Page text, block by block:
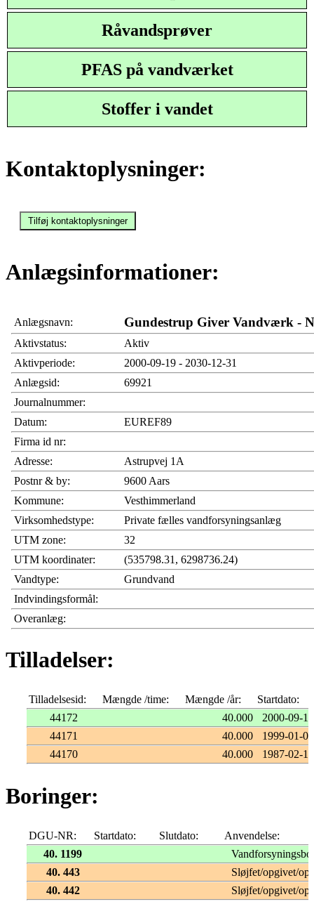
Råvandsprøver
PFAS på vandværket
Stoffer i vandet
Kontaktoplysninger:
Anlægsinformationer:
Anlægsnavn: Gundestrup Giver Vandværk -
Aktivstatus:
Aktiv
Aktivperiode:
2000-09-19 - 2030-12-31
Anlægsid:
69921
Journalnummer:
Datum:
EUREF89
Firma id nr:
Adresse:
Astrupvej 1A
Postnr & by:
9600 Aars
Kommune:
Vesthimmerland
Virksomhedstype:
Private fælles vandforsyningsanlæg
UTM zone:
32
UTM koordinater:
(535798.31, 6298736.24)
Vandtype:
Grundvand
Indvindingsformål:
Overanlæg:
Tilladelser:
Tilladelsesid: Mængde /time: Mængde /år:
Startdato:
44172
40.000
2000-09-19
44171
40.000
1999-01-01
44170
40.000 1987-02-13
Boringer:
DGU-NR: Startdato: Slutdato:
Anvendelse:
40. 1199
40. 443
Sløjfet/opgivet/
40. 442
Sløjfet/opgivet/